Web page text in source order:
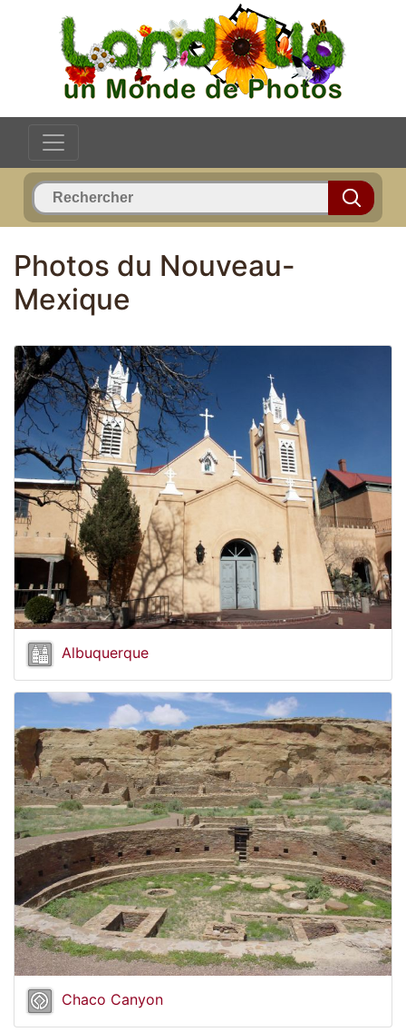
Photos du Nouveau-
Mexique
Albuquerque
Chaco Canyon